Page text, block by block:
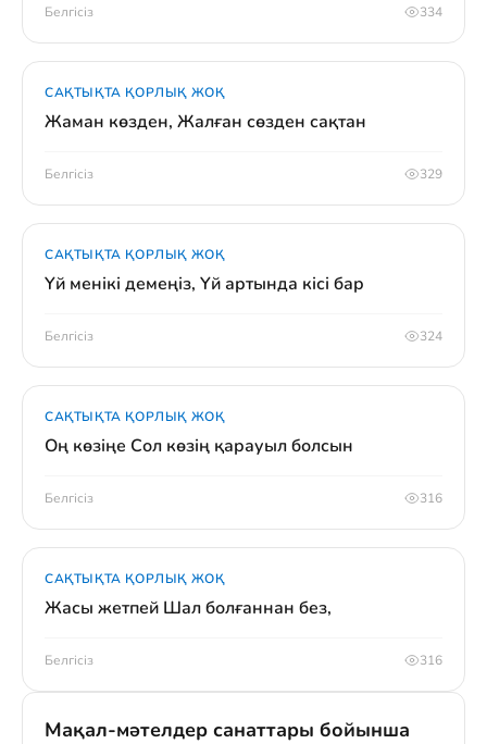
Белгісіз 334
САҚТЫҚТА ҚОРЛЫҚ ЖОҚ
Жаман көзден, Жалған сөзден сақтан
Белгісіз 329
САҚТЫҚТА ҚОРЛЫҚ ЖОҚ
Үй менікі демеңіз, Үй артында кісі бар
Белгісіз 324
САҚТЫҚТА ҚОРЛЫҚ ЖОҚ
Оң көзіңе Сол көзің қарауыл болсын
Белгісіз 316
САҚТЫҚТА ҚОРЛЫҚ ЖОҚ
Жасы жетпей Шал болғаннан без,
Белгісіз 316
Мақал-мәтелдер санаттары бойынша